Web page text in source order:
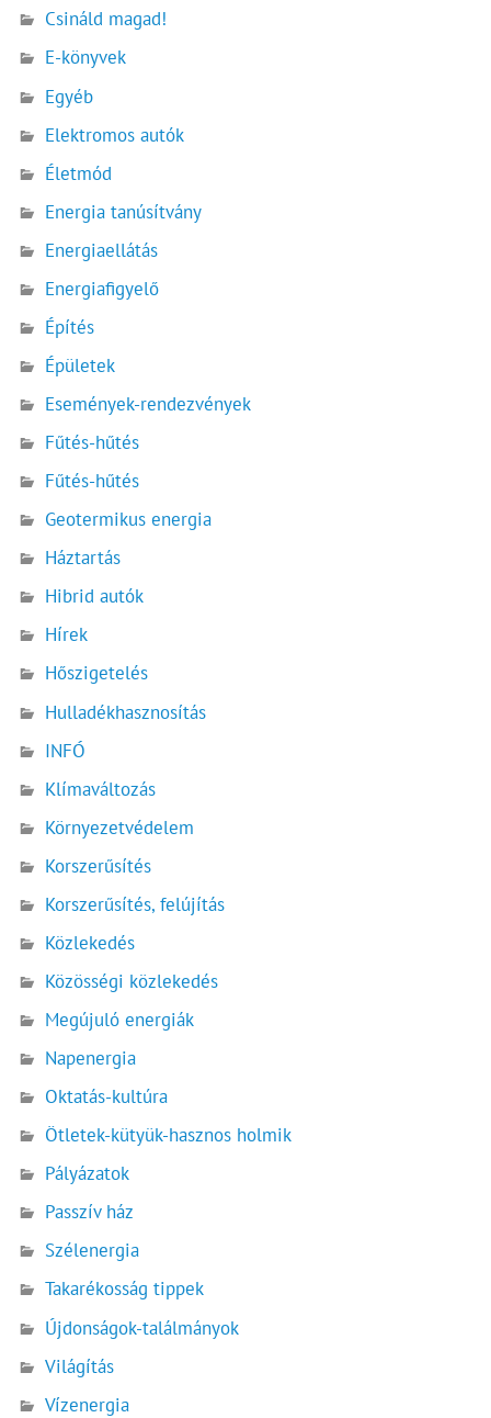
Csináld magad!
E-könyvek
Egyéb
Elektromos autók
Életmód
Energia tanúsítvány
Energiaellátás
Energiafigyelő
Építés
Épületek
Események-rendezvények
Fűtés-hűtés
Fűtés-hűtés
Geotermikus energia
Háztartás
Hibrid autók
Hírek
Hőszigetelés
Hulladékhasznosítás
INFÓ
Klímaváltozás
Környezetvédelem
Korszerűsítés
Korszerűsítés, felújítás
Közlekedés
Közösségi közlekedés
Megújuló energiák
Napenergia
Oktatás-kultúra
Ötletek-kütyük-hasznos holmik
Pályázatok
Passzív ház
Szélenergia
Takarékosság tippek
Újdonságok-találmányok
Világítás
Vízenergia